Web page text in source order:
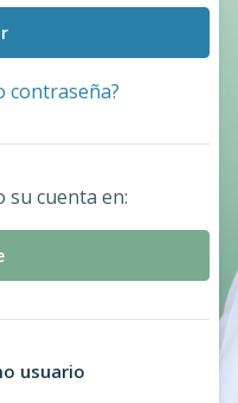
contraseña?
su cuenta en:
usuario